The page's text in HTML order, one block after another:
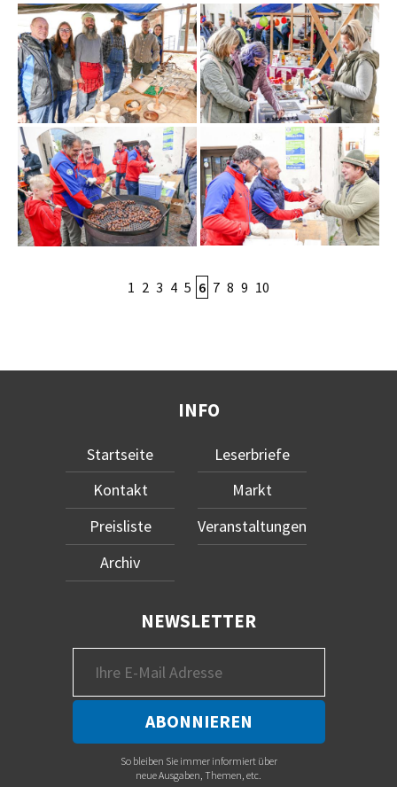
1 2 3 4 5 6 7 8 9 10
INFO
Startseite
Kontakt
Preisliste
Archiv
Leserbriefe
Markt
Veranstaltungen
NEWSLETTER
So bleiben Sie immer informiert über
neue Ausgaben, Themen, etc.